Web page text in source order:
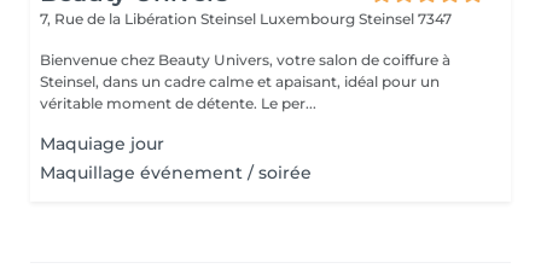
7, Rue de la Libération Steinsel Luxembourg Steinsel 7347
Bienvenue chez Beauty Univers, votre salon de coiffure à
Steinsel, dans un cadre calme et apaisant, idéal pour un
véritable moment de détente. Le per...
Maquiage jour
Maquillage événement / soirée